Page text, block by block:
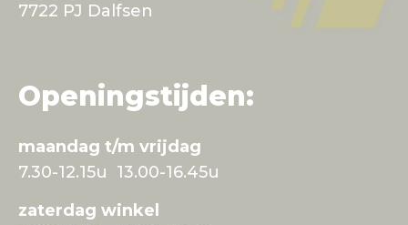
7722 PJ Dalfsen
Openingstijden:
maandag t/m vrijdag
7.30-12.15u 13.00-16.45u
zaterdag winkel